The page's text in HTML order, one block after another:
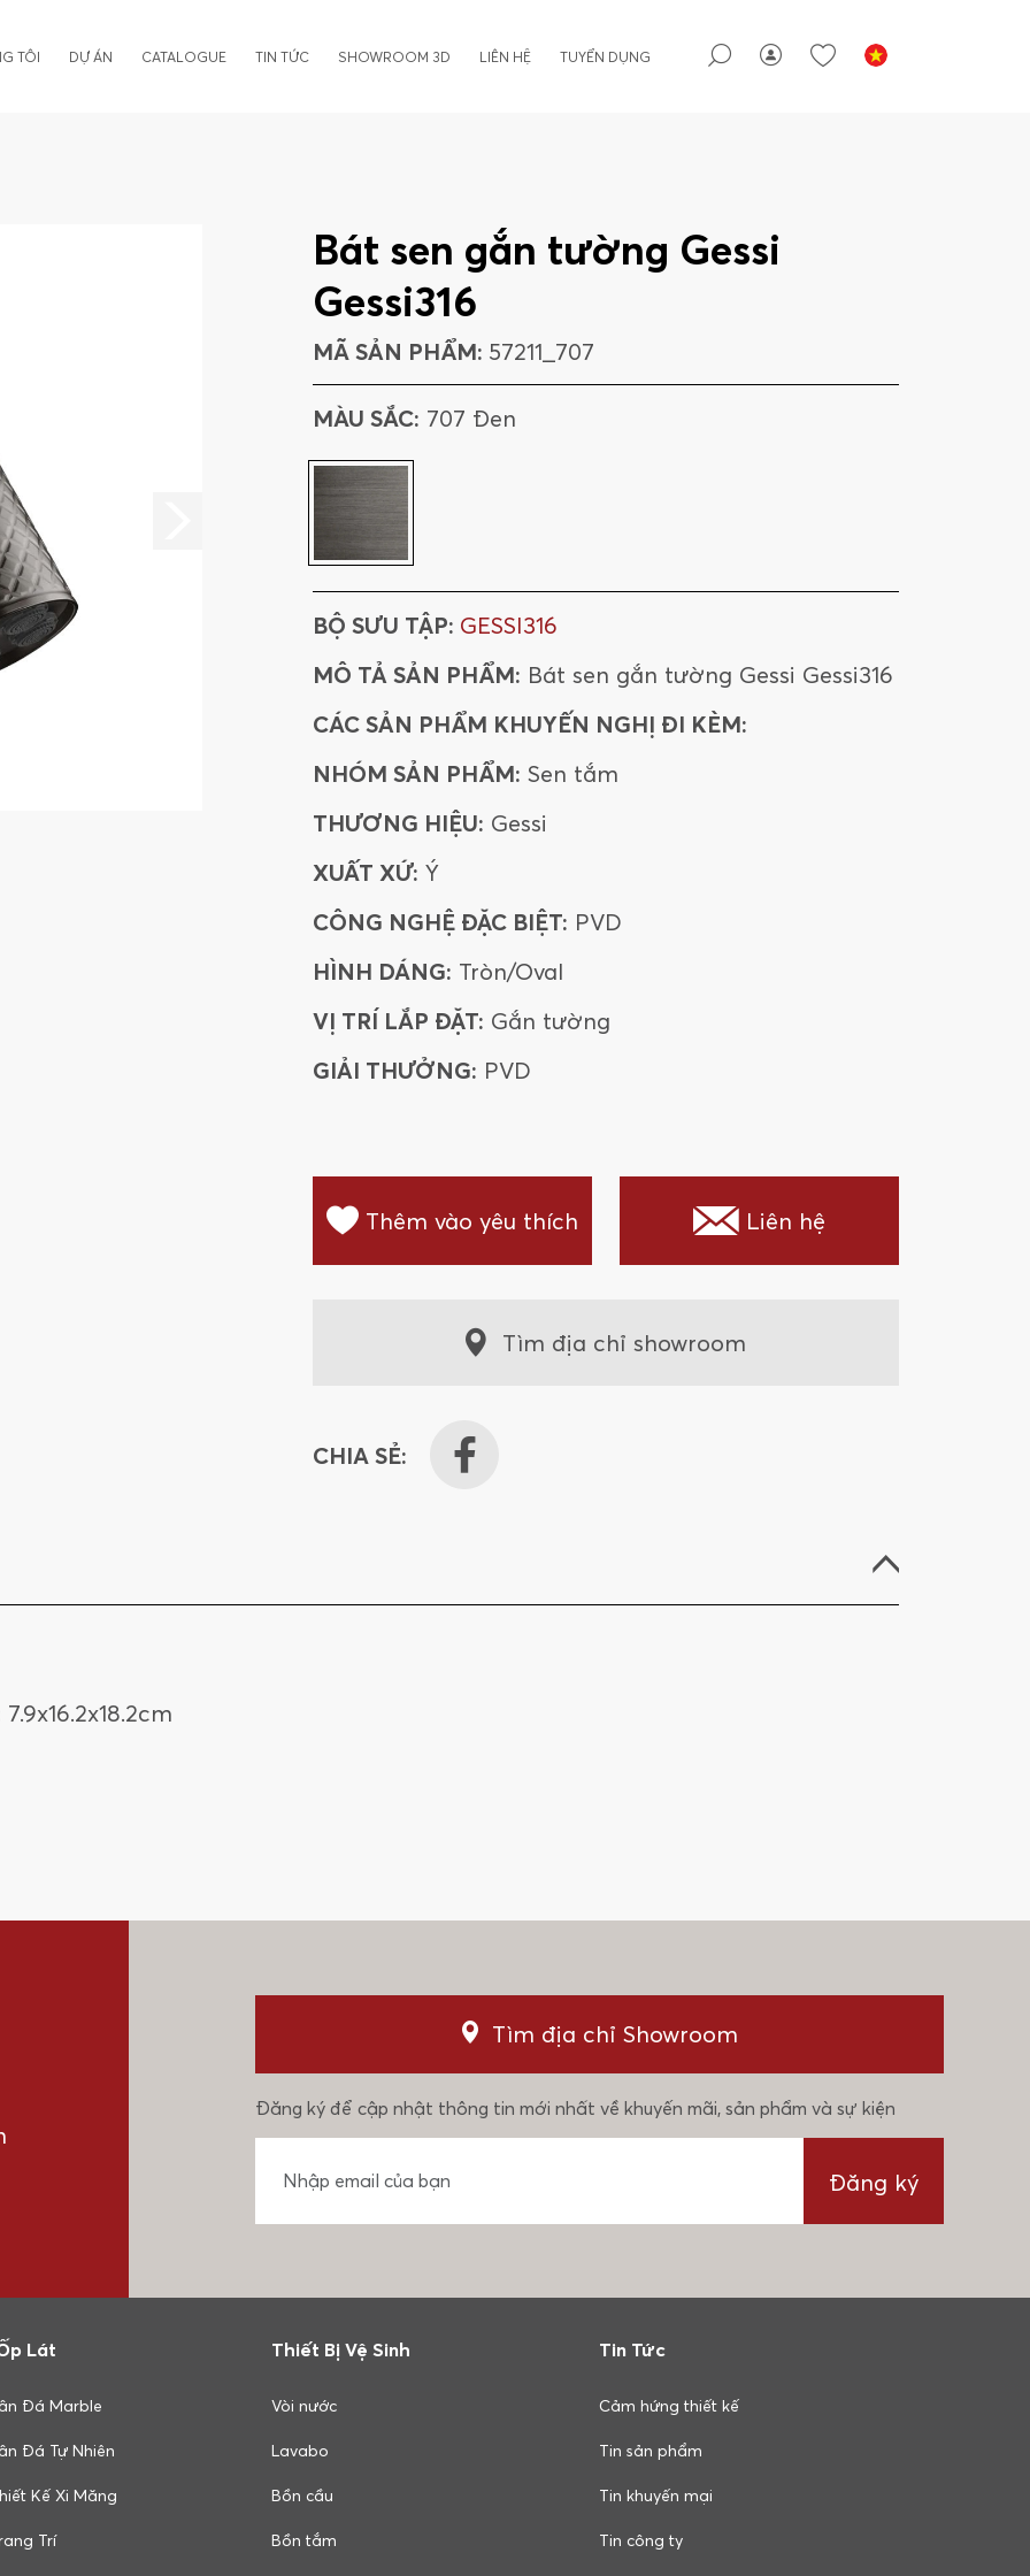
TÔI DỰ ÁN CATALOGUE TIN TỨC SHOWROOM 3D LIÊN HỆ TUYỂN DỤNG
Bát sen gắn tường Gessi
Gessi316
MÃ SẢN PHẨM: 57211_707
MÀU SẮC: 707 Đen
BỘ SƯU TẬP: GESSI316
MÔ TẢ SẢN PHẨM: Bát sen gắn tường Gessi Gessi316
CÁC SẢN PHẨM KHUYẾN NGHỊ ĐI KÈM:
NHÓM SẢN PHẨM: Sen tắm
THƯƠNG HIỆU: Gessi
XUẤT XỨ: Ý
CÔNG NGHỆ ĐẶC BIỆT: PVD
HÌNH DÁNG: Tròn/Oval
VỊ TRÍ LẮP ĐẶT: Gắn tường
GIẢI THƯỞNG: PVD
Thêm vào yêu thích Liên hệ
Tìm địa chỉ showroom
CHIA SẺ:
7.9x16.2x18.2cm
Tìm địa chỉ Showroom
Đăng ký để cập nhật thông tin mới nhất về khuyến mãi, sản phẩm và sự kiện
Đăng ký
Lát
Đá Marble
Đá Tự Nhiên
Kế Xi Măng
Trí
Thiết Bị Vệ Sinh
Vòi nước
Lavabo
Bồn cầu
Bồn tắm
Tin Tức
Cảm hứng thiết kế
Tin sản phẩm
Tin khuyến mại
Tin công ty